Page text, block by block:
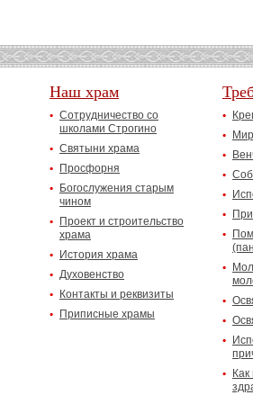
Наш храм
Сотрудничество со
школами Строгино
Святыни храма
Просфорня
Богослужения старым
чином
Проект и строительство
храма
История храма
Духовенство
Контакты и реквизиты
Приписные храмы